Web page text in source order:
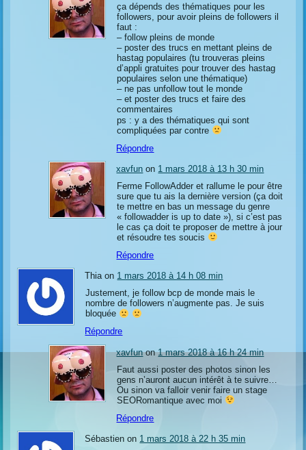
ça dépends des thématiques pour les
followers, pour avoir pleins de followers il
faut :
– follow pleins de monde
– poster des trucs en mettant pleins de
hastag populaires (tu trouveras pleins
d’appli gratuites pour trouver des hastag
populaires selon une thématique)
– ne pas unfollow tout le monde
– et poster des trucs et faire des
commentaires
ps : y a des thématiques qui sont
compliquées par contre
Répondre
xavfun on 1 mars 2018 à 13 h 30 min
Ferme FollowAdder et rallume le pour être
sure que tu ais la dernière version (ça doit
te mettre en bas un message du genre
« followadder is up to date »), si c’est pas
le cas ça doit te proposer de mettre à jour
et résoudre tes soucis
Répondre
Thia on 1 mars 2018 à 14 h 08 min
Justement, je follow bcp de monde mais le
nombre de followers n’augmente pas. Je suis
bloquée
Répondre
xavfunon1 mars 2018 à 16 h 24 min
Faut aussi poster des photos sinon les
gens n’auront aucun intérêt à te suivre…
Ou sinon va falloir venir faire un stage
SEORomantique avec moi
Répondre
Sébastien on 1 mars 2018 à 22 h 35 min